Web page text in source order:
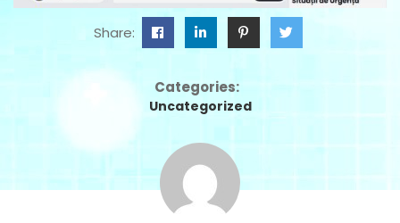
Share:
Categories:
Uncategorized